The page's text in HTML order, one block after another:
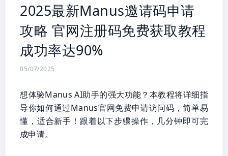
2025最新Manus邀请码申请
攻略 官网注册码免费获取教程
成功率达90%
05/07/2025
想体验Manus AI助手的强大功能？本教程将详细指
导你如何通过Manus官网免费申请访问码，简单易
懂，适合新手！跟着以下步骤操作，几分钟即可完
成申请。